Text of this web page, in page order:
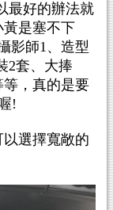
最好的辦法就
是塞不下
影師1、造型
2套、大捧
，真的是要
!
選擇寬敞的